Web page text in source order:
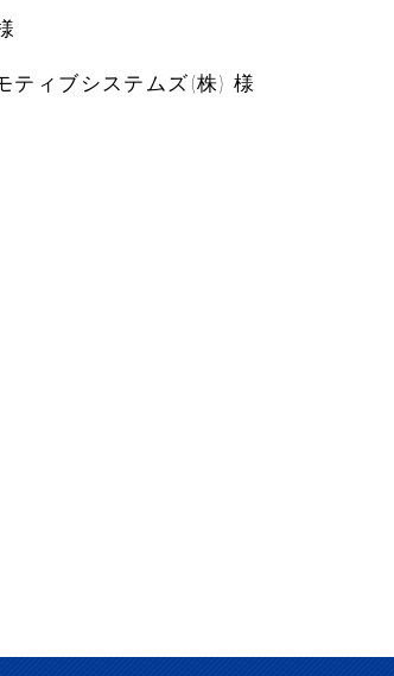
ティブシステムズ(株) 様